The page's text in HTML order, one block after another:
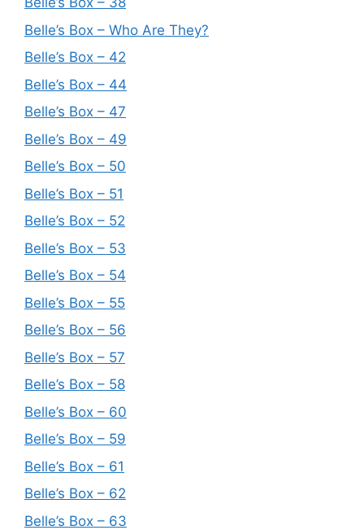
Belle’s Box – Who Are They?
Belle’s Box – 42
Belle’s Box – 44
Belle’s Box – 47
Belle’s Box – 49
Belle’s Box – 50
Belle’s Box – 51
Belle’s Box – 52
Belle’s Box – 53
Belle’s Box – 54
Belle’s Box – 55
Belle’s Box – 56
Belle’s Box – 57
Belle’s Box – 58
Belle’s Box – 60
Belle’s Box – 59
Belle’s Box – 61
Belle’s Box – 62
Belle’s Box – 63